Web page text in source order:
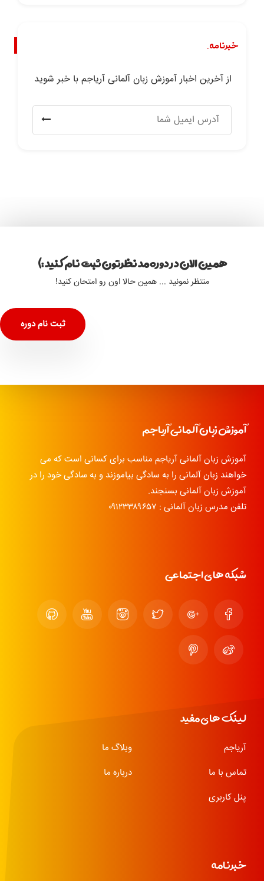
خبرنامه.
از آخرین اخبار آموزش زبان آلمانی آریاجم با خبر شوید
همین الان در دوره مد نظرتون ثبت نام کنید :)
منتظر نمونید ... همین حالا اون رو امتحان کنید!
ثبت نام دوره
آموزش زبان آلمانی آریاجم
آموزش زبان آلمانی آریاجم مناسب برای کسانی است که می
خواهند زبان آلمانی را به سادگی بیاموزند و به سادگی خود را در
آموزش زبان آلمانی بسنجند.
تلفن مدرس زبان آلمانی : ۰۹۱۲۳۳۸۹۶۵۷
شبکه های اجتماعی
لینک های مفید
آریاجم
وبلاگ ما
تماس با ما
درباره ما
پنل کاربری
خبرنامه